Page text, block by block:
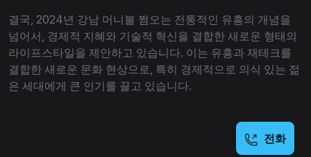
결국, 2024년 강남 머니볼 쩜오는 전통적인 유흥의 개념을
넘어서, 경제적 지혜와 기술적 혁신을 결합한 새로운 형태의
라이프스타일을 제안하고 있습니다. 이는 유흥과 재테크를
결합한 새로운 문화 현상으로, 특히 경제적으로 의식 있는 젊
은 세대에게 큰 인기를 끌고 있습니다.
전화